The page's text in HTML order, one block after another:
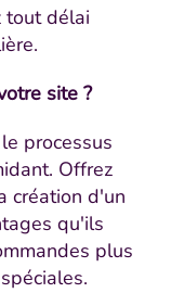
tout délai
site ?
processus
Offrez
création d'un
qu'ils
plus